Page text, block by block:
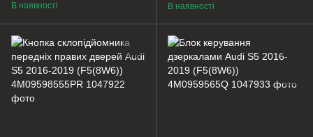
В наявності В наявності